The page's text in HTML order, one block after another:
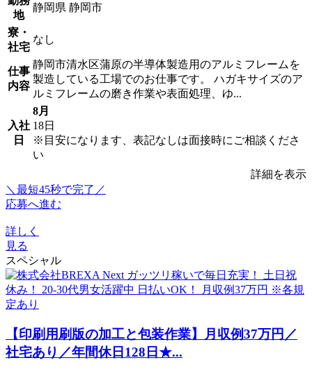
地
静岡県 静岡市
寮・
社宅
なし
仕事
内容
静岡市清水区蒲原の半導体製造用のアルミフレームを
製造している工場でのお仕事です。 ハガキサイズのア
ルミフレームの磨き作業や表面処理、ゆ...
入社
日
8月
18日
※目安になります、表記なしは面接時にご相談くださ
い
詳細を表示
＼最短45秒で完了／
応募へ進む
詳しく
見る
スペシャル
【印刷用刷版の加工と包装作業】月収例37万円／
社宅あり／年間休日128日★...